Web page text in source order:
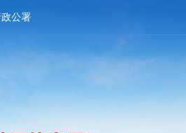
公署